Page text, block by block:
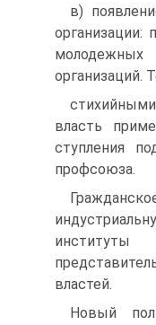
в)
организации:
организаций.
власть
ступления
профсоюза.
властей.
Новый